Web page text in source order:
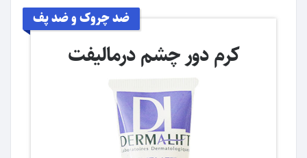
ضد چروک و ضد پف
کرم دور چشم درمالیفت